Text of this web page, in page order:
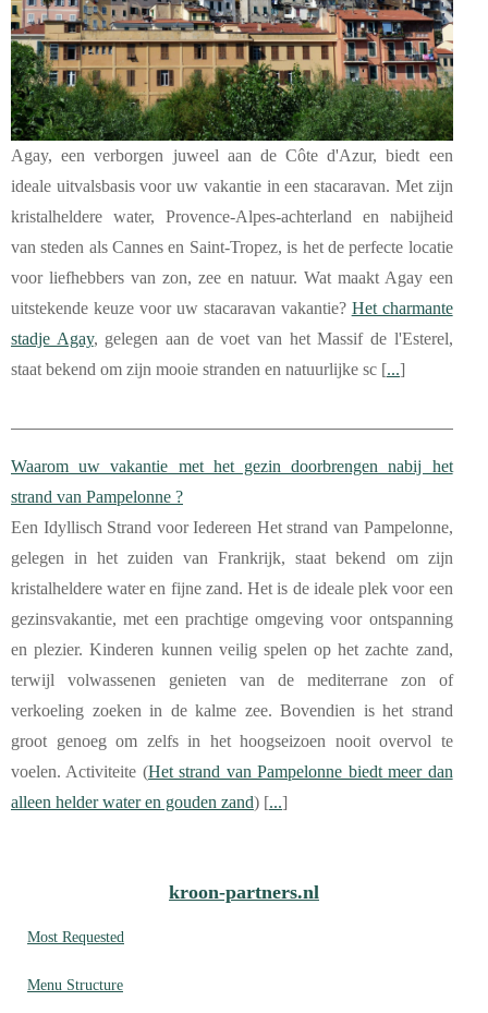
Agay, een verborgen juweel aan de Côte d'Azur, biedt een
ideale uitvalsbasis voor uw vakantie in een stacaravan. Met zijn
kristalheldere water, Provence-Alpes-achterland en nabijheid
van steden als Cannes en Saint-Tropez, is het de perfecte locatie
voor liefhebbers van zon, zee en natuur. Wat maakt Agay een
uitstekende keuze voor uw stacaravan vakantie? Het charmante
stadje Agay, gelegen aan de voet van het Massif de l'Esterel,
staat bekend om zijn mooie stranden en natuurlijke sc [...]
Waarom uw vakantie met het gezin doorbrengen nabij het
strand van Pampelonne ?
Een Idyllisch Strand voor Iedereen Het strand van Pampelonne,
gelegen in het zuiden van Frankrijk, staat bekend om zijn
kristalheldere water en fijne zand. Het is de ideale plek voor een
gezinsvakantie, met een prachtige omgeving voor ontspanning
en plezier. Kinderen kunnen veilig spelen op het zachte zand,
terwijl volwassenen genieten van de mediterrane zon of
verkoeling zoeken in de kalme zee. Bovendien is het strand
groot genoeg om zelfs in het hoogseizoen nooit overvol te
voelen. Activiteite (Het strand van Pampelonne biedt meer dan
alleen helder water en gouden zand) [...]
kroon-partners.nl
Most Requested
Menu Structure